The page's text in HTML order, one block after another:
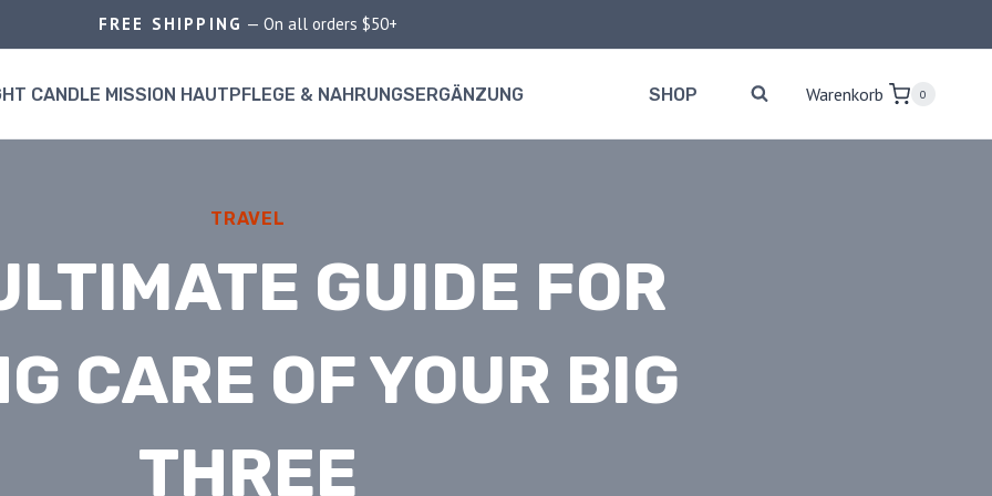
FREE SHIPPING — On all orders $50+
CANDLE MISSION HAUTPFLEGE & NAHRUNGSERGÄNZUNG SHOP Warenkorb 0
TRAVEL
GUIDE FOR
CARE OF YOUR BIG
THREE